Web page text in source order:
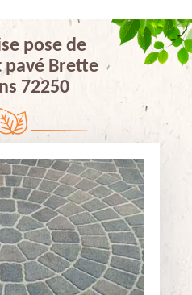
pose de
pavé Brette
72250